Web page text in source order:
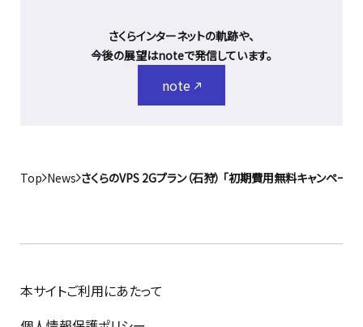
さくらインターネットの軌跡や、
今後の展望はnoteで発信しています。
note
Top News さくらのVPS 2Gプラン（石狩） 「初期費用無料キャンペ
本サイトご利用にあたって